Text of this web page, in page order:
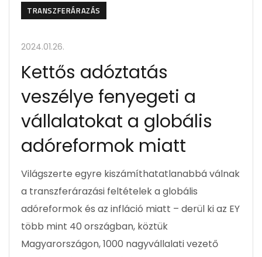
TRANSZFERÁRAZÁS
2024.01.26.
Kettős adóztatás
veszélye fenyegeti a
vállalatokat a globális
adóreformok miatt
Világszerte egyre kiszámíthatatlanabbá válnak
a transzferárazási feltételek a globális
adóreformok és az infláció miatt – derül ki az EY
több mint 40 országban, köztük
Magyarországon, 1000 nagyvállalati vezető